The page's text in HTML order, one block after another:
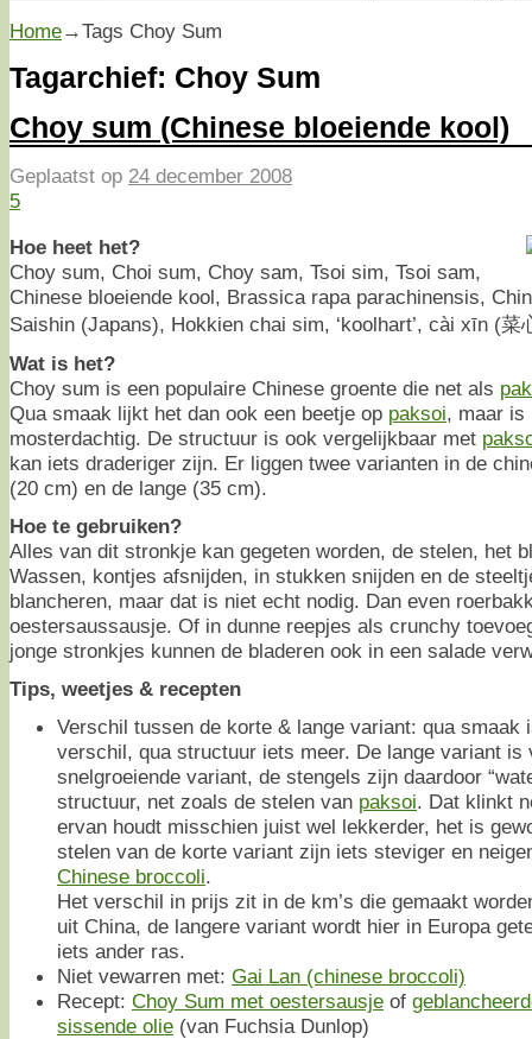
Home→Tags Choy Sum
Tagarchief: Choy Sum
Choy sum (Chinese bloeiende kool)
Geplaatst op 24 december 2008
5
Hoe heet het?
Choy sum, Choi sum, Choy sam, Tsoi sim, Tsoi sam,
Chinese bloeiende kool, Brassica rapa parachinensis,
Saishin (Japans), Hokkien chai sim, ‘koolhart’, cài xīn (菜
Wat is het?
Choy sum is een populaire Chinese groente die net als
Qua smaak lijkt het dan ook een beetje op paksoi, maar is
mosterdachtig. De structuur is ook vergelijkbaar met
kan iets draderiger zijn. Er liggen twee varianten in de
(20 cm) en de lange (35 cm).
Hoe te gebruiken?
Alles van dit stronkje kan gegeten worden, de stelen, het
Wassen, kontjes afsnijden, in stukken snijden en de
blancheren, maar dat is niet echt nodig. Dan even
oestersaussausje. Of in dunne reepjes als crunchy
jonge stronkjes kunnen de bladeren ook in een salade
Tips, weetjes & recepten
Verschil tussen de korte & lange variant: qua smaak
verschil, qua structuur iets meer. De lange variant is
snelgroeiende variant, de stengels zijn daardoor
structuur, net zoals de stelen van paksoi. Dat klinkt
ervan houdt misschien juist wel lekkerder, het is
stelen van de korte variant zijn iets steviger en
Chinese broccoli.
Het verschil in prijs zit in de km’s die gemaakt
uit China, de langere variant wordt hier in Europa
iets ander ras.
Niet vewarren met: Gai Lan (chinese broccoli)
Recept: Choy Sum met oestersausje of
sissende olie (van Fuchsia Dunlop)